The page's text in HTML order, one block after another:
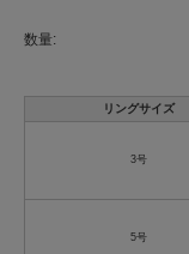
数量:
リングサイズ
3号
5号